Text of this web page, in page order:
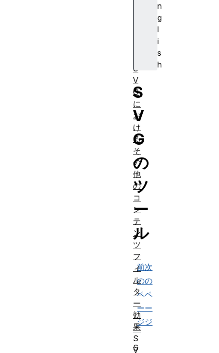
n
g
l
i
s
h
S
V
G
の
ツ
ー
ル
前
の
ペ
ー
ジ
次
の
ペ
ー
ジ
S
S
V
G
に
お
け
る
そ
の
他
の
コ
ン
テ
ン
ツ
フ
ィ
ル
タ
ー
効
果
S
V